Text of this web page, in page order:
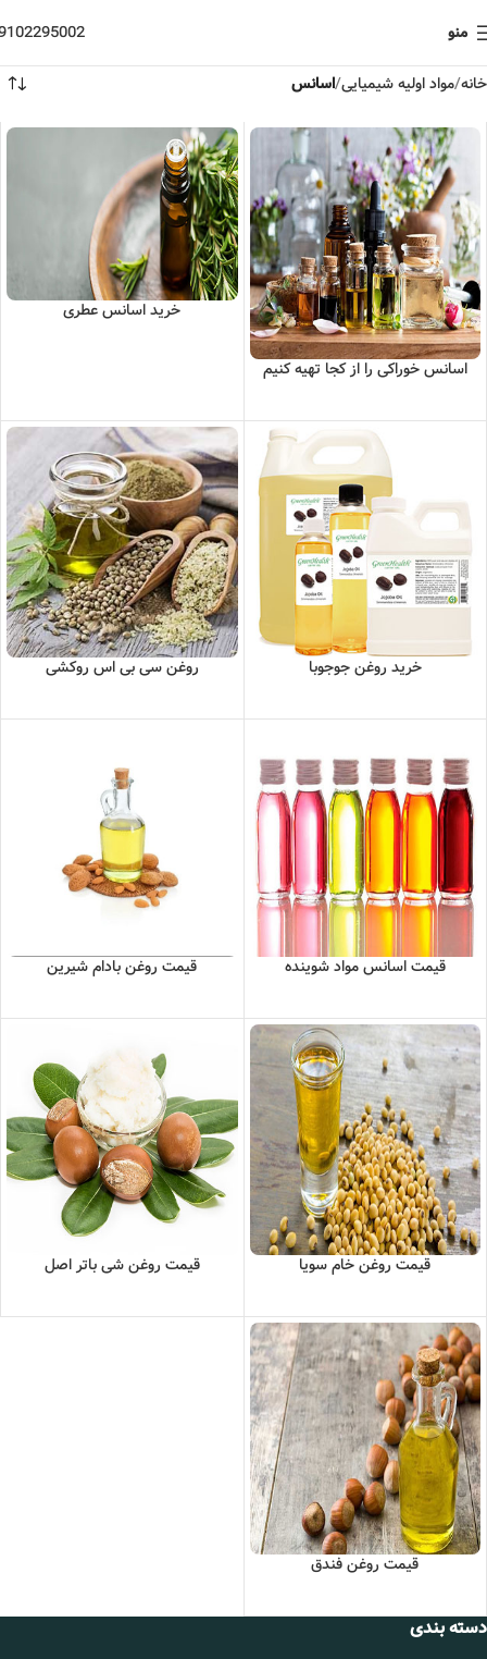
منو
خانه مواد اولیه شیمیایی اسانس
اسانس خوراکی را از کجا تهیه کنیم
خرید اسانس عطری
خرید روغن جوجوبا روغن سی بی اس روکشی
قیمت اسانس مواد شوینده قیمت روغن بادام شیرین
قیمت روغن خام سویا قیمت روغن شی باتر اصل
قیمت روغن فندق
دسته بندی